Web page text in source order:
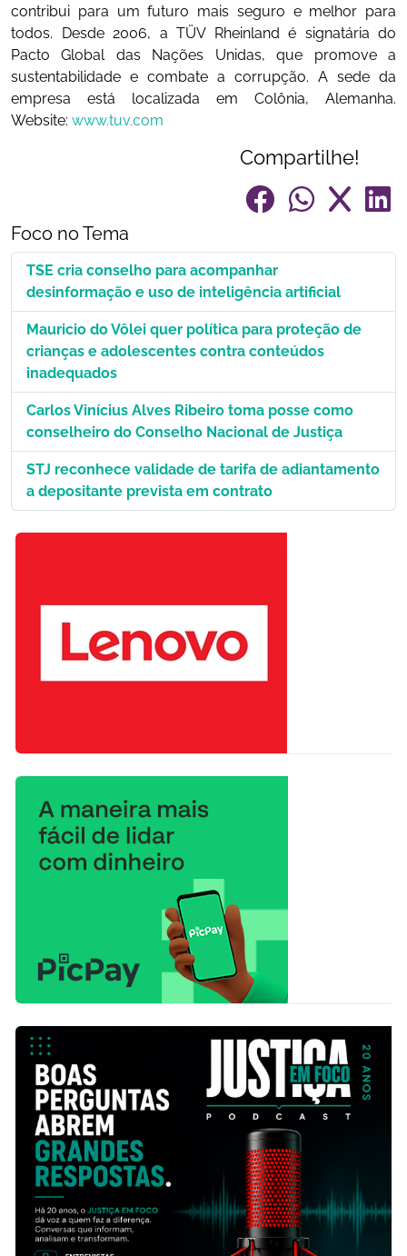
contribui para um futuro mais seguro e melhor para
todos. Desde 2006, a TÜV Rheinland é signatária do
Pacto Global das Nações Unidas, que promove a
sustentabilidade e combate a corrupção. A sede da
empresa está localizada em Colônia, Alemanha.
Website: www.tuv.com
Compartilhe!
Foco no Tema
TSE cria conselho para acompanhar
desinformação e uso de inteligência artificial
Mauricio do Vôlei quer política para proteção de
crianças e adolescentes contra conteúdos
inadequados
Carlos Vinícius Alves Ribeiro toma posse como
conselheiro do Conselho Nacional de Justiça
STJ reconhece validade de tarifa de adiantamento
a depositante prevista em contrato